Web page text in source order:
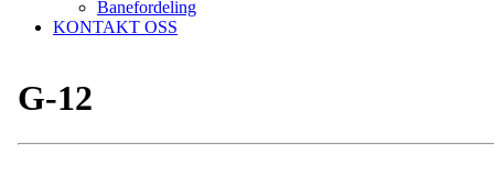
Banefordeling
KONTAKT OSS
G-12